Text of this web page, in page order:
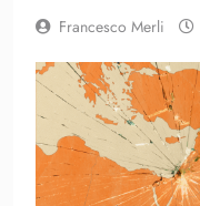
Francesco Merli